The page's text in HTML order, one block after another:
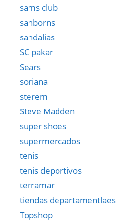
sams club
sanborns
sandalias
SC pakar
Sears
soriana
sterem
Steve Madden
super shoes
supermercados
tenis
tenis deportivos
terramar
tiendas departamentlaes
Topshop